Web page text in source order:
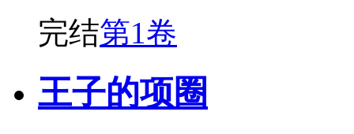
完结第1卷
王子的项圈